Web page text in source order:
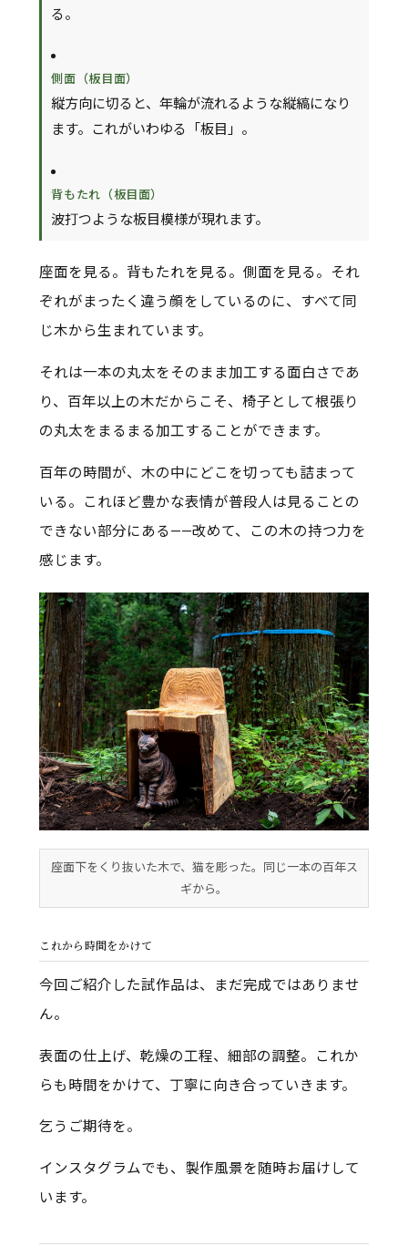
る。
側面（板目面）
縦方向に切ると、年輪が流れるような縦縞になり
ます。これがいわゆる「板目」。
背もたれ（板目面）
波打つような板目模様が現れます。
座面を見る。背もたれを見る。側面を見る。それ
ぞれがまったく違う顔をしているのに、すべて同
じ木から生まれています。
それは一本の丸太をそのまま加工する面白さであ
り、百年以上の木だからこそ、椅子として根張り
の丸太をまるまる加工することができます。
百年の時間が、木の中にどこを切っても詰まって
いる。これほど豊かな表情が普段人は見ることの
できない部分にある——改めて、この木の持つ力を
感じます。
座面下をくり抜いた木で、猫を彫った。同じ一本の百年ス
ギから。
これから時間をかけて
今回ご紹介した試作品は、まだ完成ではありませ
ん。
表面の仕上げ、乾燥の工程、細部の調整。これか
らも時間をかけて、丁寧に向き合っていきます。
乞うご期待を。
インスタグラムでも、製作風景を随時お届けして
います。